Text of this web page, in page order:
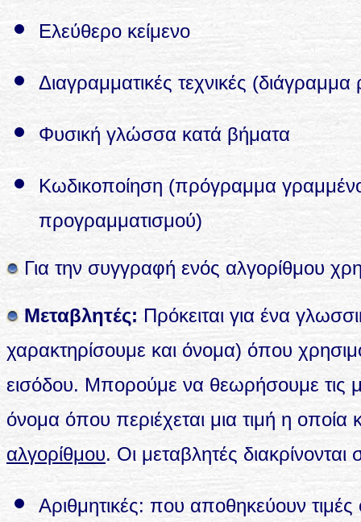
Ελεύθερο κείμενο
Διαγραμματικές τεχνικές (διάγραμμα
Φυσική γλώσσα κατά βήματα
Κωδικοποίηση (πρόγραμμα
προγραμματισμού)
Για την συγγραφή ενός αλγορίθμου
Μεταβλητές: Πρόκειται για ένα
χαρακτηρίσουμε και όνομα) όπου
εισόδου. Μπορούμε να θεωρήσουμε τις
όνομα όπου περιέχεται μια τιμή η οποία
αλγορίθμου. Οι μεταβλητές διακρίνονται
Αριθμητικές: που αποθηκεύουν